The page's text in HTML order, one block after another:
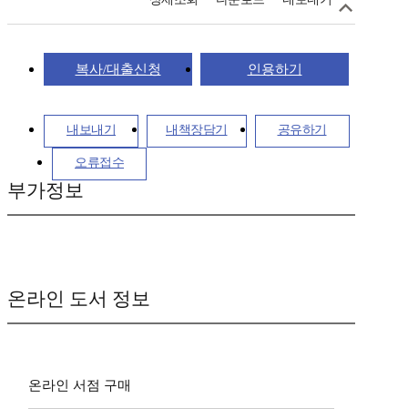
복사/대출신청 인용하기
내보내기 내책장담기 공유하기
오류접수
부가정보
온라인 도서 정보
온라인 서점 구매